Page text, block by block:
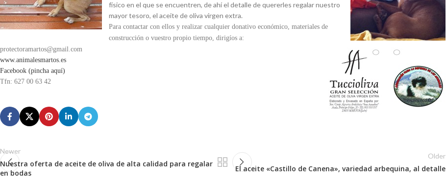
físico en el que se encuentren, de ahí el detalle de quererles regalar nuestro
mayor tesoro, el aceite de oliva virgen extra.
Para contactar con ellos y realizar cualquier donativo económico, materiales de
construcción o vuestro propio tiempo, dirigíos a:
protectoramartos@gmail.com
www.animalesmartos.es
Facebook (pincha aquí)
Tfn: 627 00 63 42
Newer
Nuestra oferta de aceite de oliva de alta calidad para regalar
en bodas
Older
El aceite «Castillo de Canena», variedad arbequina, al detalle